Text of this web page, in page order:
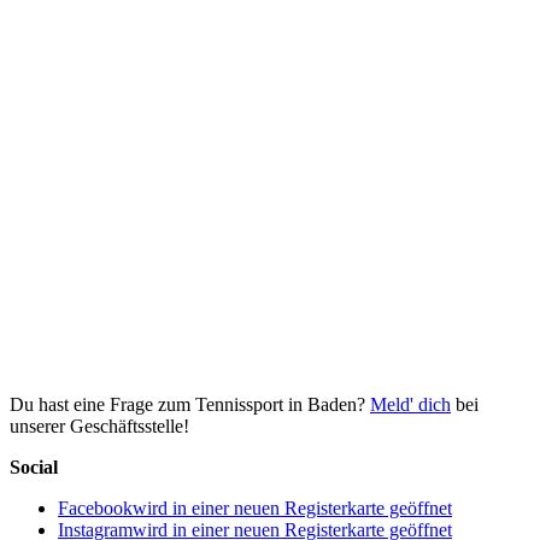
Du hast eine Frage zum Tennissport in Baden? Meld' dich bei
unserer Geschäftsstelle!
Social
Facebookwird in einer neuen Registerkarte geöffnet
Instagramwird in einer neuen Registerkarte geöffnet